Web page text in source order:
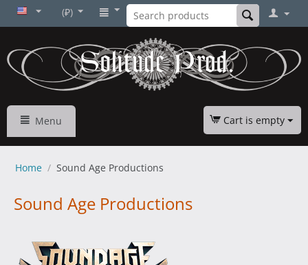
(₽)
Menu Cart is empty
Home / Sound Age Productions
Sound Age Productions